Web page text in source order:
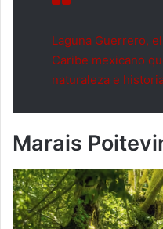
Laguna Guerrero,
Caribe mexicano
naturaleza e
Marais